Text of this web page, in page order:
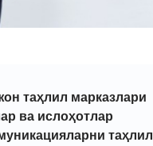
таҳлил марказлари
ва ислоҳотлар
таҳлил